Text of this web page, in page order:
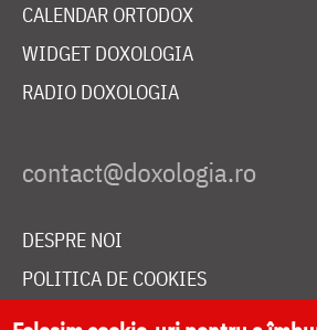
CALENDAR ORTODOX
WIDGET DOXOLOGIA
RADIO DOXOLOGIA
DESPRE NOI
POLITICA DE COOKIES
DONEAZĂ ONLINE PENTRU